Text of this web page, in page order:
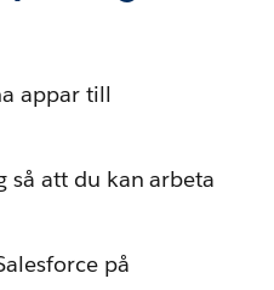
appar till
att du kan arbeta
på